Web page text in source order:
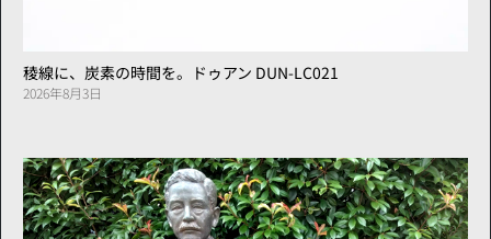
稜線に、炭素の時間を。ドゥアン DUN-LC021
2026年8月3日